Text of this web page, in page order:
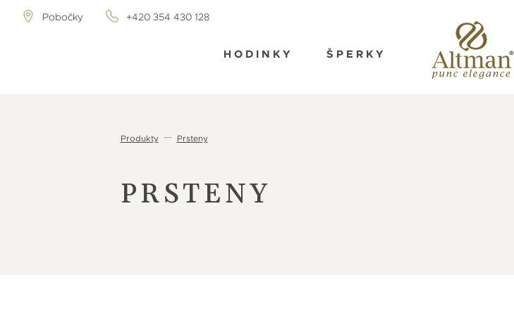
Pobočky +420 354 430 128
HODINKY ŠPERKY
Produkty Prsteny
PRSTENY